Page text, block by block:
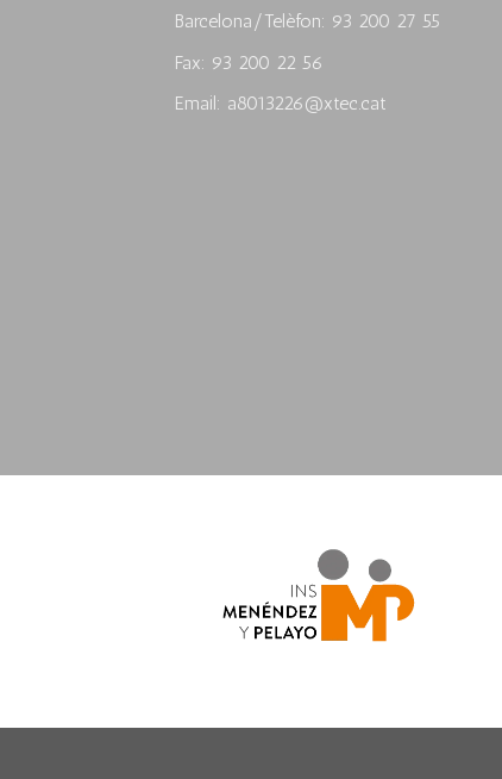
Barcelona/Telèfon: 93 200 27 55
Fax: 93 200 22 56
Email: a8013226@xtec.cat